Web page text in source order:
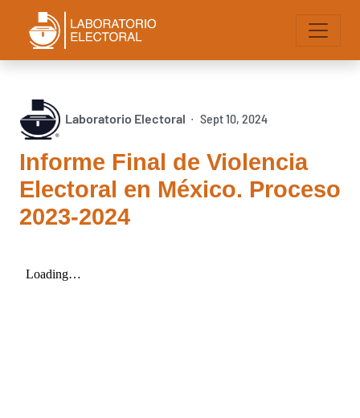
Laboratorio Electoral ∙ Sept 10, 2024
Informe Final de Violencia
Electoral en México. Proceso
2023-2024